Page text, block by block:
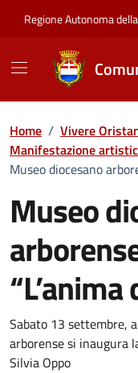
Regione Autonoma
Home / Vivere
Manifestazione
Museo diocesano
Museo
Dettaglio
Sabato 13 settembre,
arborense si inaugura
Silvia Oppo